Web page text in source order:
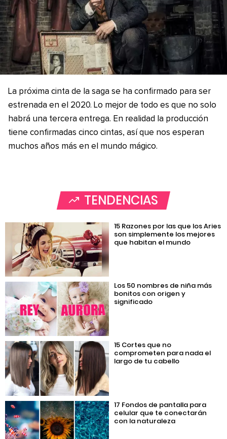
La próxima cinta de la saga se ha confirmado para ser
estrenada en el 2020. Lo mejor de todo es que no solo
habrá una tercera entrega. En realidad la producción
tiene confirmadas cinco cintas, así que nos esperan
muchos años más en el mundo mágico.
TENDENCIAS
15 Razones por las que los Aries
son simplemente los mejores
que habitan el mundo
Los 50 nombres de niña más
bonitos con origen y
significado
15 Cortes que no
comprometen para nada el
largo de tu cabello
17 Fondos de pantalla para
celular que te conectarán
con la naturaleza